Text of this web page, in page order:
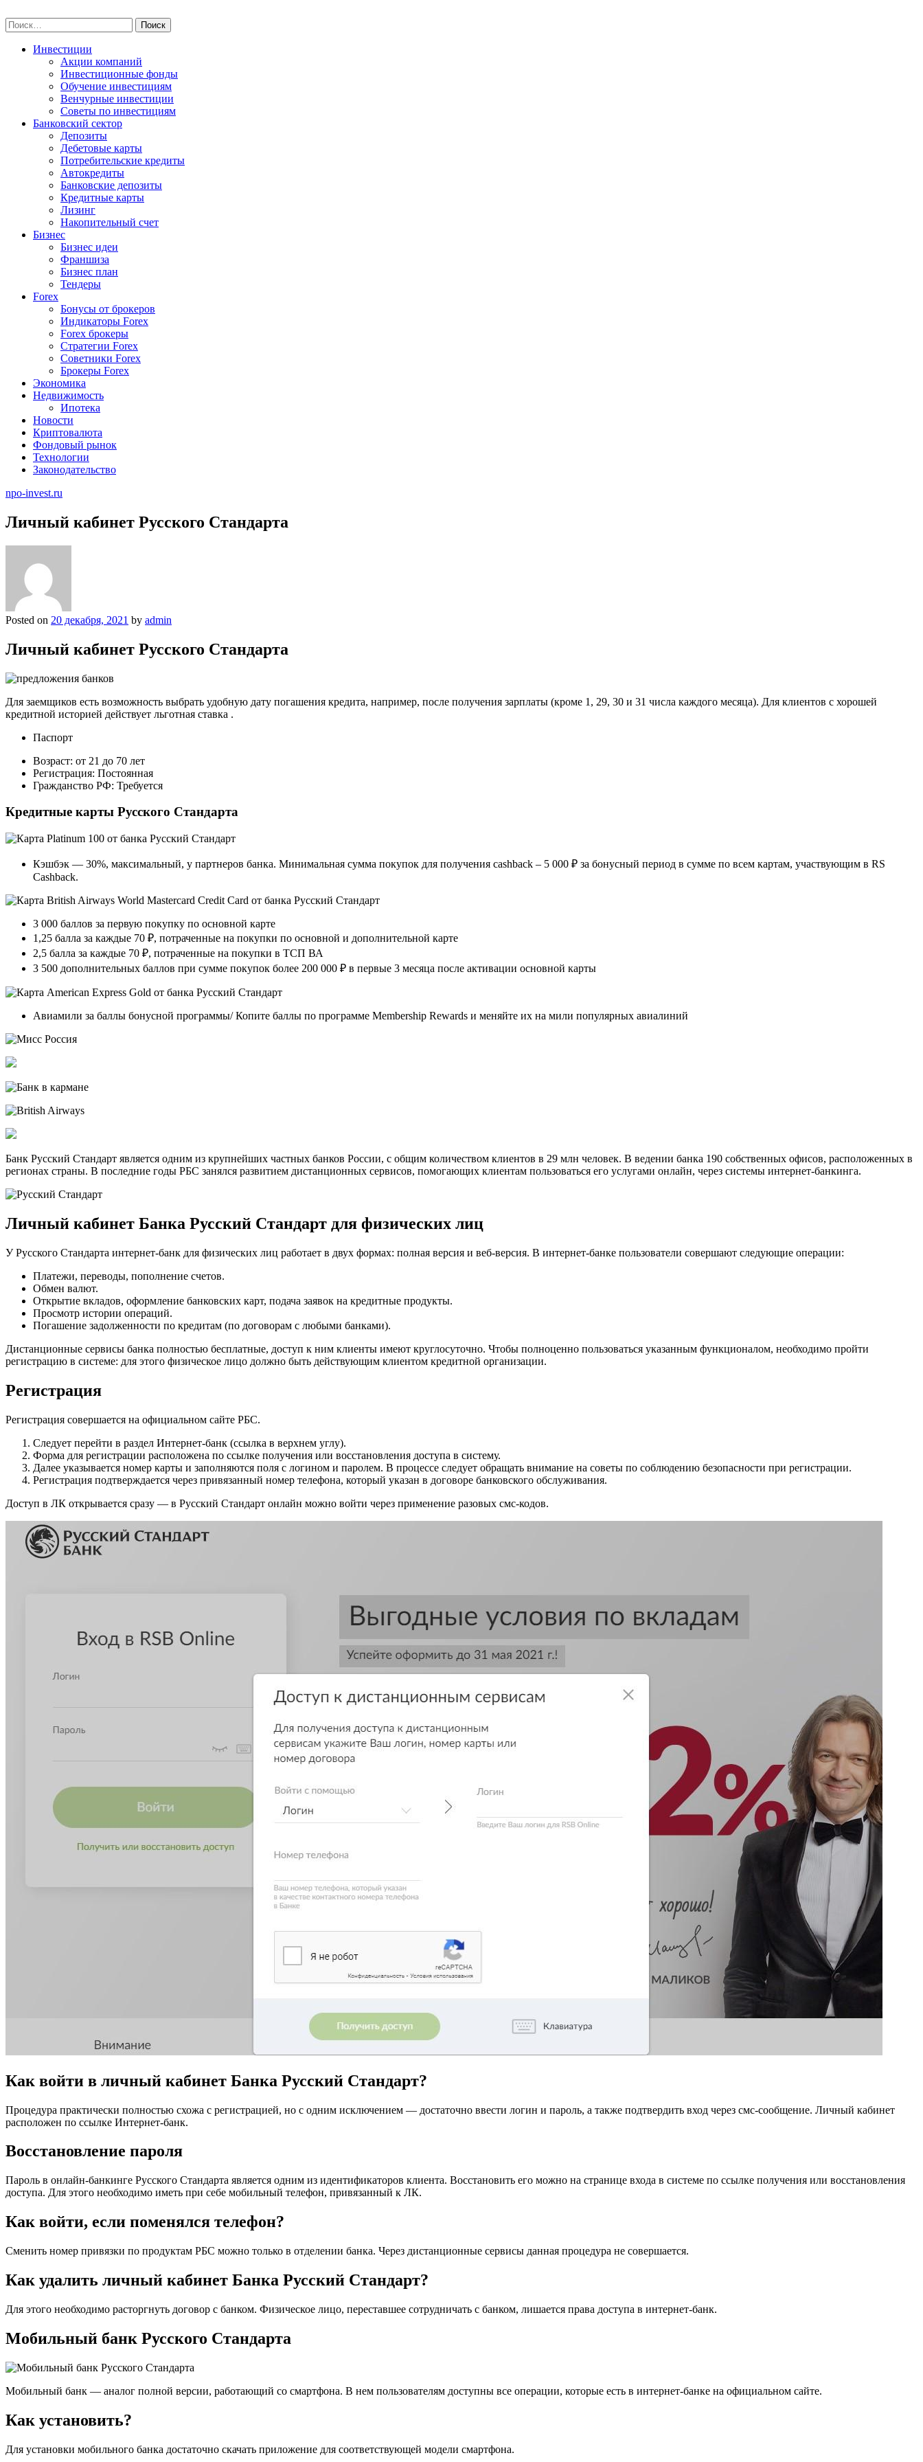
to
content
Найти:
Инвестиции
Акции компаний
Инвестиционные фонды
Обучение инвестициям
Венчурные инвестиции
Советы по инвестициям
Банковский сектор
Депозиты
Дебетовые карты
Потребительские кредиты
Автокредиты
Банковские депозиты
Кредитные карты
Лизинг
Накопительный счет
Бизнес
Бизнес идеи
Франшиза
Бизнес план
Тендеры
Forex
Бонусы от брокеров
Индикаторы Forex
Forex брокеры
Стратегии Forex
Советники Forex
Брокеры Forex
Экономика
Недвижимость
Ипотека
Новости
Криптовалюта
Фондовый рынок
Технологии
Законодательство
npo-invest.ru
Личный кабинет Русского Стандарта
Posted on 20 декабря, 2021 by admin
Личный кабинет Русского Стандарта
Для заемщиков есть возможность выбрать удобную дату погашения кредита, например, после получения зарплаты (кроме 1, 29, 30 и 31 числа каждого месяца). Для клиентов с хорошей
кредитной историей действует льготная ставка .
Паспорт
Возраст: от 21 до 70 лет
Регистрация: Постоянная
Гражданство РФ: Требуется
Кредитные карты Русского Стандарта
Кэшбэк — 30%, максимальный, у партнеров банка. Минимальная сумма покупок для получения cashback – 5 000 ₽ за бонусный период в сумме по всем картам, участвующим в RS
Cashback.
3 000 баллов за первую покупку по основной карте
1,25 балла за каждые 70 ₽, потраченные на покупки по основной и дополнительной карте
2,5 балла за каждые 70 ₽, потраченные на покупки в ТСП ВА
3 500 дополнительных баллов при сумме покупок более 200 000 ₽ в первые 3 месяца после активации основной карты
Авиамили за баллы бонусной программы/ Копите баллы по программе Membership Rewards и меняйте их на мили популярных авиалиний
Банк Русский Стандарт является одним из крупнейших частных банков России, с общим количеством клиентов в 29 млн человек. В ведении банка 190 собственных офисов, расположенных в
регионах страны. В последние годы РБС занялся развитием дистанционных сервисов, помогающих клиентам пользоваться его услугами онлайн, через системы интернет-банкинга.
Личный кабинет Банка Русский Стандарт для физических лиц
У Русского Стандарта интернет-банк для физических лиц работает в двух формах: полная версия и веб-версия. В интернет-банке пользователи совершают следующие операции:
Платежи, переводы, пополнение счетов.
Обмен валют.
Открытие вкладов, оформление банковских карт, подача заявок на кредитные продукты.
Просмотр истории операций.
Погашение задолженности по кредитам (по договорам с любыми банками).
Дистанционные сервисы банка полностью бесплатные, доступ к ним клиенты имеют круглосуточно. Чтобы полноценно пользоваться указанным функционалом, необходимо пройти
регистрацию в системе: для этого физическое лицо должно быть действующим клиентом кредитной организации.
Регистрация
Регистрация совершается на официальном сайте РБС.
Следует перейти в раздел Интернет-банк (ссылка в верхнем углу).
Форма для регистрации расположена по ссылке получения или восстановления доступа в систему.
Далее указывается номер карты и заполняются поля с логином и паролем. В процессе следует обращать внимание на советы по соблюдению безопасности при регистрации.
Регистрация подтверждается через привязанный номер телефона, который указан в договоре банковского обслуживания.
Доступ в ЛК открывается сразу — в Русский Стандарт онлайн можно войти через применение разовых смс-кодов.
Как войти в личный кабинет Банка Русский Стандарт?
Процедура практически полностью схожа с регистрацией, но с одним исключением — достаточно ввести логин и пароль, а также подтвердить вход через смс-сообщение. Личный кабинет
расположен по ссылке Интернет-банк.
Восстановление пароля
Пароль в онлайн-банкинге Русского Стандарта является одним из идентификаторов клиента. Восстановить его можно на странице входа в системе по ссылке получения или восстановления
доступа. Для этого необходимо иметь при себе мобильный телефон, привязанный к ЛК.
Как войти, если поменялся телефон?
Сменить номер привязки по продуктам РБС можно только в отделении банка. Через дистанционные сервисы данная процедура не совершается.
Как удалить личный кабинет Банка Русский Стандарт?
Для этого необходимо расторгнуть договор с банком. Физическое лицо, переставшее сотрудничать с банком, лишается права доступа в интернет-банк.
Мобильный банк Русского Стандарта
Мобильный банк — аналог полной версии, работающий со смартфона. В нем пользователям доступны все операции, которые есть в интернет-банке на официальном сайте.
Как установить?
Для установки мобильного банка достаточно скачать приложение для соответствующей модели смартфона.